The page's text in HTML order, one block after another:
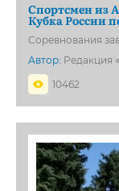
Спортсмен из
Кубка России
Соревнования
Автор: Редакция
10462